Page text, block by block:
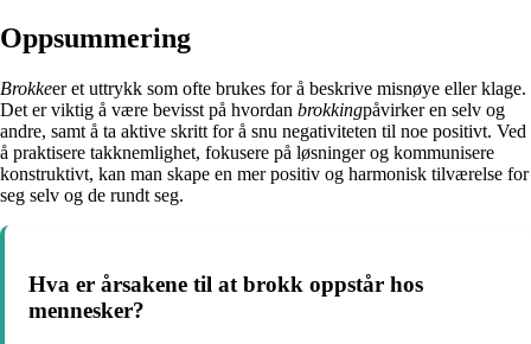
Oppsummering
Brokkeer et uttrykk som ofte brukes for å beskrive misnøye eller klage.
Det er viktig å være bevisst på hvordan brokkingpåvirker en selv og
andre, samt å ta aktive skritt for å snu negativiteten til noe positivt. Ved
å praktisere takknemlighet, fokusere på løsninger og kommunisere
konstruktivt, kan man skape en mer positiv og harmonisk tilværelse for
seg selv og de rundt seg.
Hva er årsakene til at brokk oppstår hos
mennesker?